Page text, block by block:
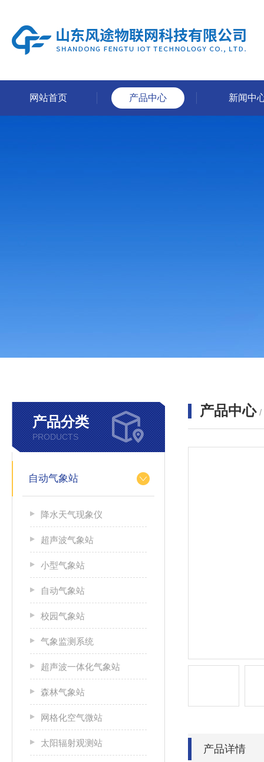
网站首页 产品中心 新闻中
产品分类
PRODUCTS
自动气象站
降水天气现象仪
超声波气象站
小型气象站
自动气象站
校园气象站
气象监测系统
超声波一体化气象站
森林气象站
网格化空气微站
太阳辐射观测站
产品中心 /
产品详情